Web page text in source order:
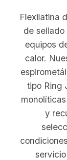
Flexilatina
de
equipos
calor.
tipo Ring
y